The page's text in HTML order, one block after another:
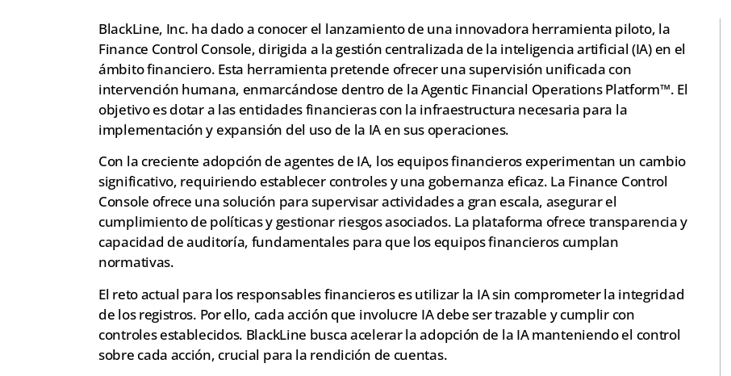
BlackLine, Inc. ha dado a conocer el lanzamiento de una innovadora herramienta piloto, la
Finance Control Console, dirigida a la gestión centralizada de la inteligencia artificial (IA) en el
ámbito financiero. Esta herramienta pretende ofrecer una supervisión unificada con
intervención humana, enmarcándose dentro de la Agentic Financial Operations Platform™. El
objetivo es dotar a las entidades financieras con la infraestructura necesaria para la
implementación y expansión del uso de la IA en sus operaciones.
Con la creciente adopción de agentes de IA, los equipos financieros experimentan un cambio
significativo, requiriendo establecer controles y una gobernanza eficaz. La Finance Control
Console ofrece una solución para supervisar actividades a gran escala, asegurar el
cumplimiento de políticas y gestionar riesgos asociados. La plataforma ofrece transparencia y
capacidad de auditoría, fundamentales para que los equipos financieros cumplan
normativas.
El reto actual para los responsables financieros es utilizar la IA sin comprometer la integridad
de los registros. Por ello, cada acción que involucre IA debe ser trazable y cumplir con
controles establecidos. BlackLine busca acelerar la adopción de la IA manteniendo el control
sobre cada acción, crucial para la rendición de cuentas.